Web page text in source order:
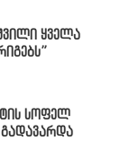
ყველა
სოფელ
გადავარდა